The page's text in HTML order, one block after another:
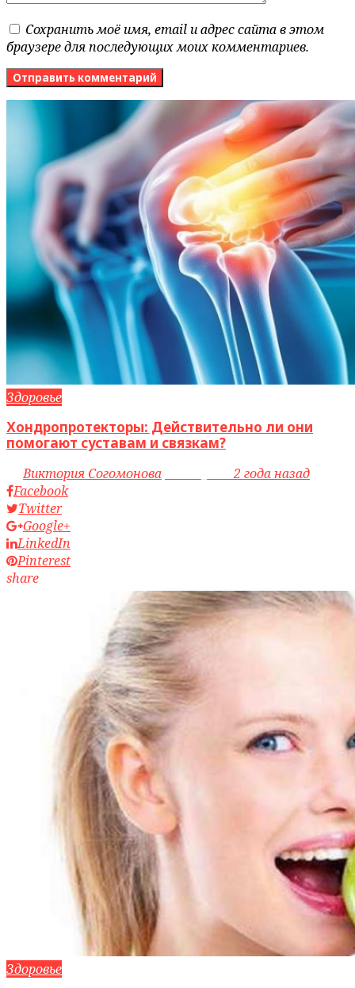
Сохранить моё имя, email и адрес сайта в этом
браузере для последующих моих комментариев.
Здоровье
Хондропротекторы: Действительно ли они
помогают суставам и связкам?
byВиктория Согомонова access_time2 года назад
Facebook
Twitter
Google+
LinkedIn
Pinterest
share
Здоровье